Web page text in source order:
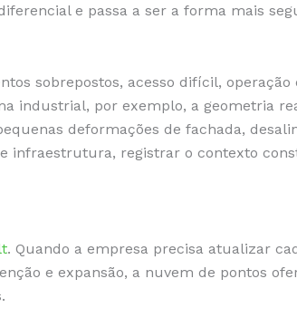
e passa a ser a forma mais
sobrepostos, acesso difícil,
industrial, por exemplo, a geometria
deformações de fachada,
infraestrutura, registrar o contexto
. Quando a empresa precisa atualizar
e expansão, a nuvem de pontos